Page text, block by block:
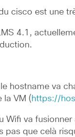
cisco est une
4.1,
hostname va
la VM ( https://
Wifi va
que celà